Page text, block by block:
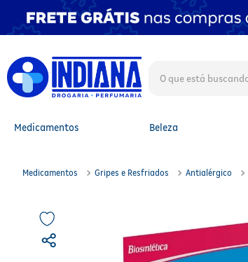
Medicamentos Beleza
Medicamentos Gripes e Resfriados Antialérgico
TERMOS MAIS BUSCADOS
1º
fralda
lenço umedecido
º
óleo capilar
fralda g